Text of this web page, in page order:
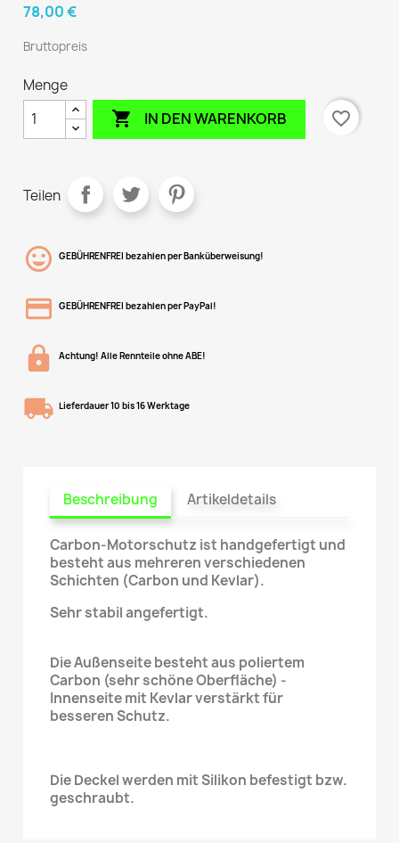
78,00 €
Bruttopreis
Menge
 IN DEN WARENKORB favorite_border
Teilen
GEBÜHRENFREI bezahlen per Banküberweisung!
GEBÜHRENFREI bezahlen per PayPal!
Achtung! Alle Rennteile ohne ABE!
Lieferdauer 10 bis 16 Werktage
Beschreibung Artikeldetails
Carbon-Motorschutz ist handgefertigt und
besteht aus mehreren verschiedenen
Schichten (Carbon und Kevlar).
Sehr stabil angefertigt.
Die Außenseite besteht aus poliertem
Carbon (sehr schöne Oberfläche) -
Innenseite mit Kevlar verstärkt für
besseren Schutz.
Die Deckel werden mit Silikon befestigt bzw.
geschraubt.